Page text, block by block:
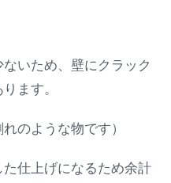
いため、壁にクラック
ます。
のような物です）
仕上げになるため余計